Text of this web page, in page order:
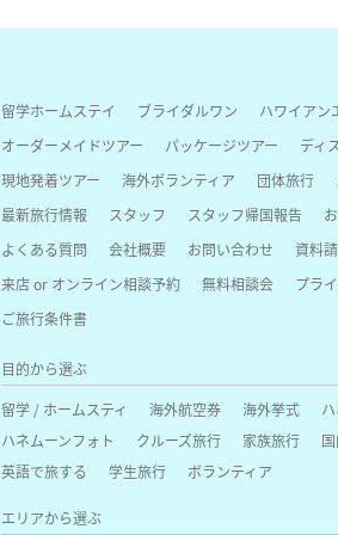
留学ホームステイ ブライダルワン
ハワイアン
オーダーメイドツアー
パッケージツアー
ディ
現地発着ツアー
海外ボランティア 団体旅行
最新旅行情報
スタッフ スタッフ帰国報告
よくある質問
会社概要 お問い合わせ
資料
来店 or オンライン相談予約
無料相談会
プラ
ご旅行条件書
目的から選ぶ
留学 / ホームスティ
海外航空券 海外挙式
ハネムーンフォト
クルーズ旅行 家族旅行
英語で旅する
学生旅行 ボランティア
エリアから選ぶ